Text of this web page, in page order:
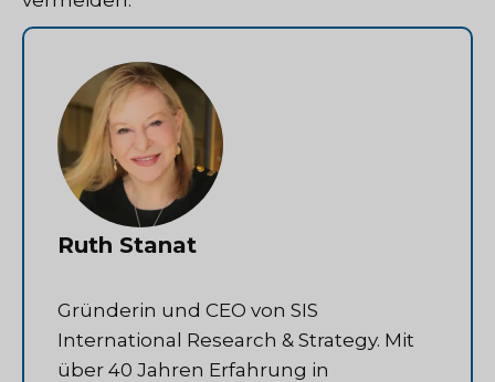
Ruth Stanat
Gründerin und CEO von SIS
International Research & Strategy. Mit
über 40 Jahren Erfahrung in